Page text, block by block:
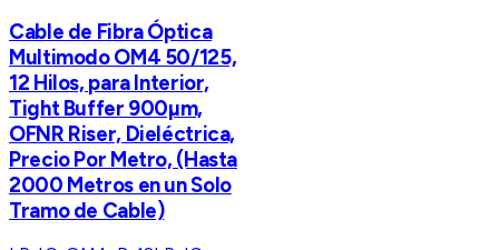
Cable de Fibra Óptica
Multimodo OM4 50/125,
12 Hilos, para Interior,
Tight Buffer 900µm,
OFNR Riser, Dieléctrica,
Precio Por Metro, (Hasta
2000 Metros en un Solo
Tramo de Cable)